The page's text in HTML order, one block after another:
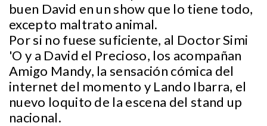
buen David en un show que lo tiene todo,
excepto maltrato animal.
Por si no fuese suficiente, al Doctor Simi
'O y a David el Precioso, los acompañan
Amigo Mandy, la sensación cómica del
internet del momento y Lando Ibarra, el
nuevo loquito de la escena del stand up
nacional.